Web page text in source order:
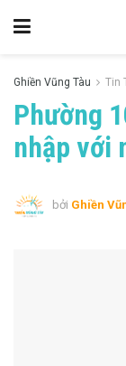
Ghiền Vũng Tàu Tin
Phường
nhập với
bởi Ghiền